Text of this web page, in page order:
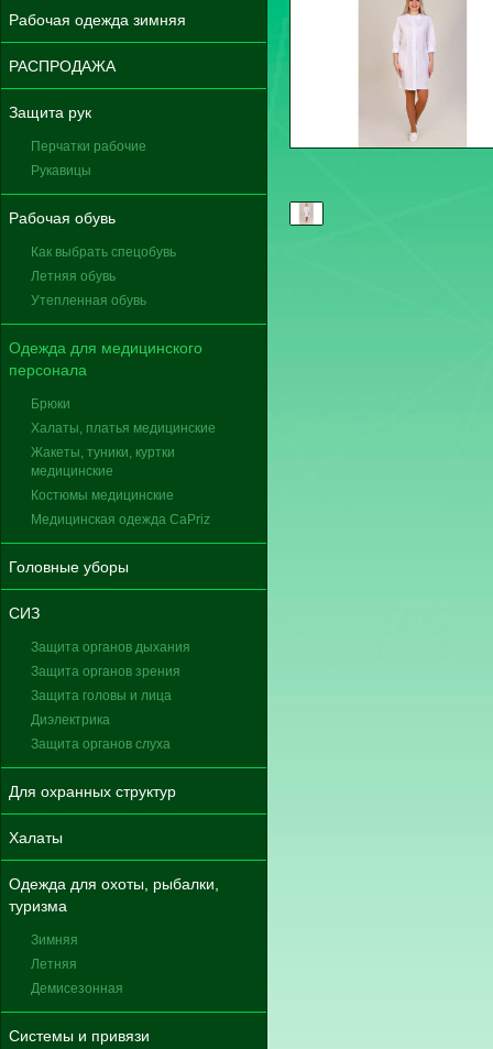
Рабочая одежда зимняя
РАСПРОДАЖА
Защита рук
Перчатки рабочие
Рукавицы
Рабочая обувь
Как выбрать спецобувь
Летняя обувь
Утепленная обувь
Одежда для медицинского
персонала
Брюки
Халаты, платья медицинские
Жакеты, туники, куртки
медицинские
Костюмы медицинские
Медицинская одежда CaPriz
Головные уборы
СИЗ
Защита органов дыхания
Защита органов зрения
Защита головы и лица
Диэлектрика
Защита органов слуха
Для охранных структур
Халаты
Одежда для охоты, рыбалки,
туризма
Зимняя
Летняя
Демисезонная
Системы и привязи